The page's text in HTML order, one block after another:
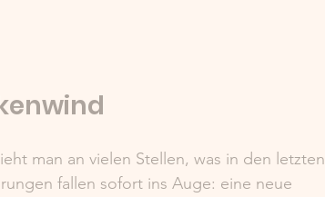
man an vielen Stellen, was in den letzten
fallen sofort ins Auge: eine neue